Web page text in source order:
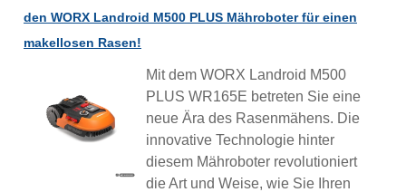
den WORX Landroid M500 PLUS Mähroboter für einen
makellosen Rasen!
Mit dem WORX Landroid M500
PLUS WR165E betreten Sie eine
neue Ära des Rasenmähens. Die
innovative Technologie hinter
diesem Mähroboter revolutioniert
die Art und Weise, wie Sie Ihren